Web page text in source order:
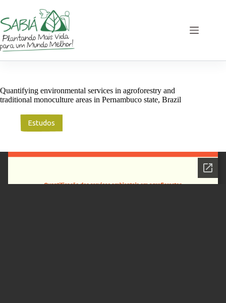
o
conteúdo
Quantifying environmental services in agroforestry and
traditional monoculture areas in Pernambuco state, Brazil
Estudos